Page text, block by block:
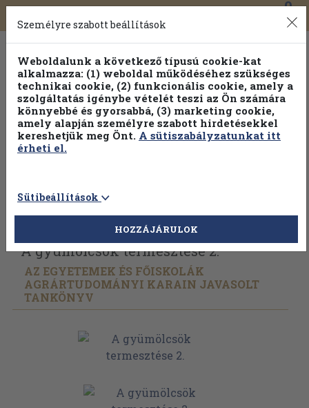
Toggle
navigation
0
Válogasson több mint 1.000.000 kiadványunk közül
100% kedvezménnyel!
Vissza az előző oldalra Válasszon példányt
A gyümölcsök termesztése 2.
AZ EGYETEMEK ÉS FŐISKOLÁK
AGRÁRTUDOMÁNYI KARAIN JAVASOLT
TANKÖNYV
Személyre szabott beállítások
Weboldalunk a következő típusú cookie-kat
alkalmazza: (1) weboldal működéséhez szükséges
technikai cookie, (2) funkcionális cookie, amely a
szolgáltatás igénybe vételét teszi az Ön számára
könnyebbé és gyorsabbá, (3) marketing cookie,
amely alapján személyre szabott hirdetésekkel
kereshetjük meg Önt. A sütiszabályzatunkat itt
érheti el.
Sütibeállítások
HOZZÁJÁRULOK